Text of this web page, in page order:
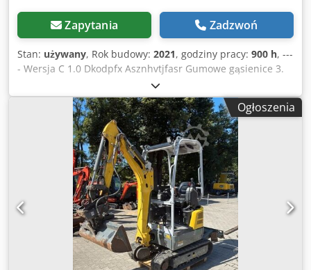
Zapytania Zadzwoń
Stan: używany, Rok budowy: 2021, godziny pracy: 900 h, ---
- Wersja C 1.0 Dkodpfx Asznhvtjfasr Gumowe gąsienice 3.
Obwód sterowania Klimatyzacja Radio W zestawie:
mechanizm pochylania łyżki HS03 Lokalizacja: Norymberga
Ogłoszenia